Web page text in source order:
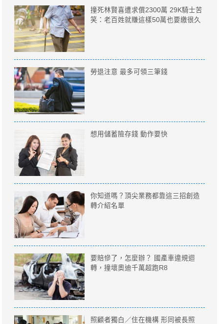
撞死林賢喜遭求償2300萬 29K騎士苦
笑：老百姓就賺這樣50萬也要繳很久
勞退注意 最多可領三筆錢
想用儲蓄險存錢 動作要快
你知道嗎？頂尖業務都靠這三招創造
轉介紹名單
要賠慘了，怎麼辦？ 國產車違規迴
轉，撞壞奧迪千萬超跑R8
照顧者獨白／住在機構 形同被長照